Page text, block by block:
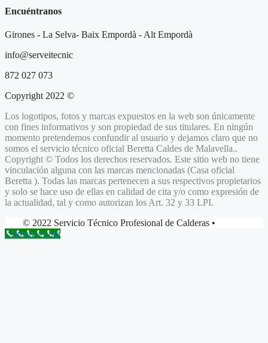
Encuéntranos
Girones - La Selva- Baix Empordà - Alt Empordà
info@serveitecnic​
872 027 073
Copyright 2022 ©
Los logotipos, fotos y marcas expuestos en la web son únicamente
con fines informativos y son propiedad de sus titulares. En ningún
momento pretendemos confundir al usuario y dejamos claro que no
somos el servicio técnico oficial Beretta Caldes de Malavella..
Copyright © Todos los derechos reservados. Este sitio web no tiene
vinculación alguna con las marcas mencionadas (Casa oficial
Beretta ). Todas las marcas pertenecen a sus respectivos propietarios
y solo se hace uso de ellas en calidad de cita y/o como expresión de
la actualidad, tal y como autorizan los Art. 32 y 33 LPI.
© 2022 Servicio Técnico Profesional de Calderas •
Llámanos aquí